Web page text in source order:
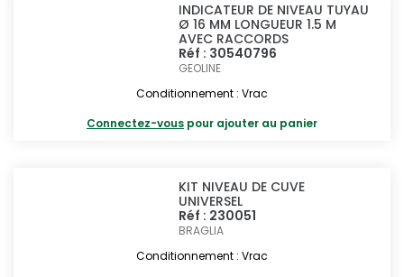
INDICATEUR DE NIVEAU TUYAU
Ø 16 MM LONGUEUR 1.5 M
AVEC RACCORDS
Réf : 30540796
GEOLINE
Conditionnement : Vrac
Connectez-vous pour ajouter au panier
KIT NIVEAU DE CUVE
UNIVERSEL
Réf : 230051
BRAGLIA
Conditionnement : Vrac